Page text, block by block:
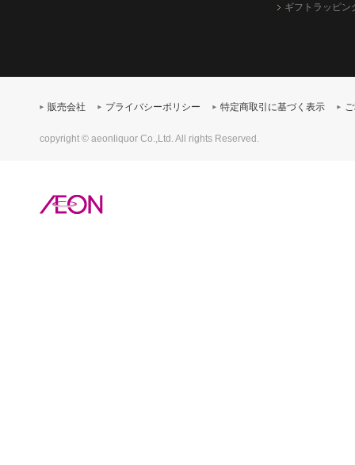
ギフトラッピン
販売会社 プライバシーポリシー 特定商取引に基づく表示
copyright © aeonliquor Co.,Ltd. All rights Reserved.